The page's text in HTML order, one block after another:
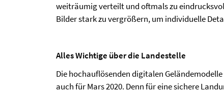
weiträumig verteilt und oftmals zu
Bilder stark zu vergrößern, um individuelle
Alles Wichtige über die Landestelle
Die hochauflösenden digitalen
auch für Mars 2020. Denn für eine sichere